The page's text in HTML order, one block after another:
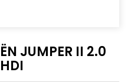
JUMPER II 2.0